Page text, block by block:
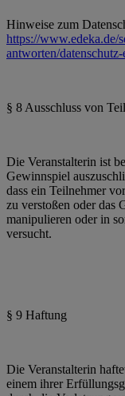
Hinweise zum
https://www.edeka.de/
antworten/
§ 8 Ausschluss von
Die Veranstalterin ist
Gewinnspiel
dass ein Teilnehmer
zu verstoßen oder das
manipulieren oder in
versucht.
§ 9 Haftung
Die Veranstalterin
einem ihrer